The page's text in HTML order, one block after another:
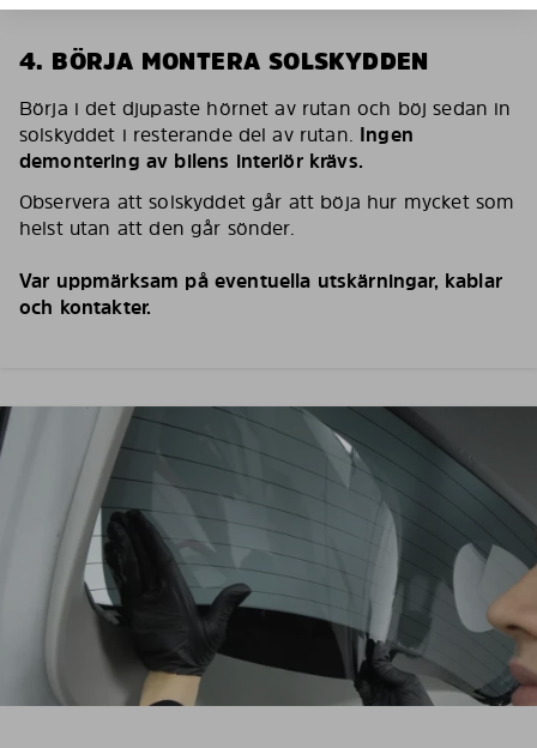
4. BÖRJA MONTERA SOLSKYDDEN
Börja i det djupaste hörnet av rutan och böj sedan in
solskyddet i resterande del av rutan. Ingen
demontering av bilens interiör krävs.
Observera att solskyddet går att böja hur mycket som
helst utan att den går sönder.
Var uppmärksam på eventuella utskärningar, kablar
och kontakter.